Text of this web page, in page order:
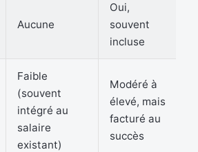
Aucune
Oui,
souvent
incluse
Faible
(souvent
intégré au
salaire
existant)
Modéré à
élevé, mais
facturé au
succès